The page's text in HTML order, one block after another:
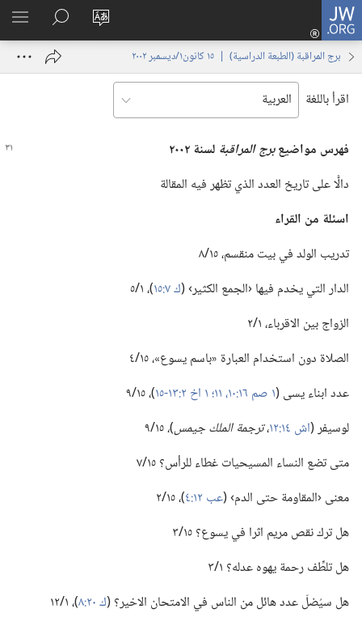
JW.ORG
تغيير
الموقع
تسجيل
الدخول
نافذة
البحث
في
JW.‎ORG
برج المراقبة (‏الطبعة الدراسية)‏ | ‏‎١٥‏ ‏‎كانون١/ديسمبر‏ ‎٢٠٠٢
اقرأ باللغة
فهرس مواضيعبرج المراقبة لسنة ٢٠٠٢
دالًّا على تاريخ العدد الذي تظهر فيه المقالة
اسئلة من القراء
تدريب الولد في بيت منقسم،‏ ١٥/‏٨
الدار التي يخدم فيها ‹الجمع الكثير› (‏ك ٧:‏١٥
‏)‏،‏ ١/‏٥
الزواج بين الاقرباء،‏ ١/‏٢
الصلاة دون استخدام العبارة «باسم يسوع»،‏ ١٥/‏٤
عدد ابناء يسى (‏١ صم ١٦:‏١٠،‏ ١١؛‏
‏)‏،‏ ١٥/‏٩
لوسيفر (‏اش ١٤:‏١٢ ‏،‏ترجمة الملك جيمس‏)‏‏،‏١٥/‏٩
متى تضع النساء المسيحيات غطاء للرأس؟‏ ١٥/‏٧
معنى ‹المقاومة حتى الدم› (‏عب ١٢:‏٤
‏)‏،‏ ١٥/‏٢
هل ترك نقص مريم اثرا في يسوع؟‏ ١٥/‏٣
هل تلطِّف رحمة يهوه عدله؟‏ ١/‏٣
هل سيُضلّ عدد هائل من الناس في الامتحان الاخير؟‏ (‏ك ٢٠:‏٨
‏)‏،‏ ١/‏١٢